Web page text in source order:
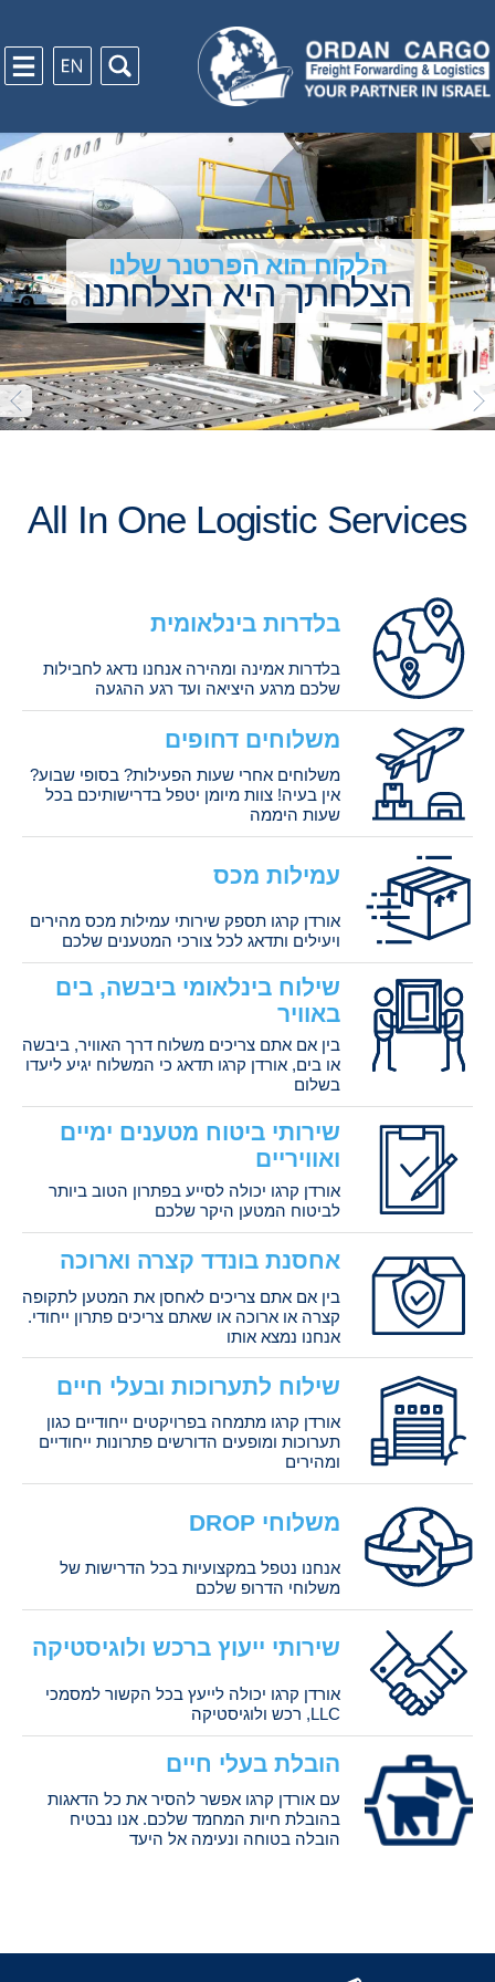
הלקוח הוא הפרטנר שלנו
הצלחתך היא הצלחתנו
All In One Logistic Services
בלדרות בינלאומית
בלדרות אמינה ומהירה אנחנו נדאג לחבילות
שלכם מרגע היציאה ועד רגע ההגעה
משלוחים דחופים
משלוחים אחרי שעות הפעילות? בסופי שבוע?
אין בעיה! צוות מיומן יטפל בדרישותיכם בכל
שעות היממה
עמילות מכס
אורדן קרגו תספק שירותי עמילות מכס מהירים
ויעילים ותדאג לכל צורכי המטענים שלכם
שילוח בינלאומי ביבשה, בים
באוויר
בין אם אתם צריכים משלוח דרך האוויר, ביבשה
או בים, אורדן קרגו תדאג כי המשלוח יגיע ליעדו
בשלום
שירותי ביטוח מטענים ימיים
ואוויריים
אורדן קרגו יכולה לסייע בפתרון הטוב ביותר
לביטוח המטען היקר שלכם
אחסנת בונדד קצרה וארוכה
בין אם אתם צריכים לאחסן את המטען לתקופה
קצרה או ארוכה או שאתם צריכים פתרון ייחודי.
אנחנו נמצא אותו
שילוח לתערוכות ובעלי חיים
אורדן קרגו מתמחה בפרויקטים ייחודיים כגון
תערוכות ומופעים הדורשים פתרונות ייחודיים
ומהירים
משלוחי DROP
אנחנו נטפל במקצועיות בכל הדרישות של
משלוחי הדרופ שלכם
שירותי ייעוץ ברכש ולוגיסטיקה
אורדן קרגו יכולה לייעץ בכל הקשור למסמכי
LLC, רכש ולוגיסטיקה
הובלת בעלי חיים
עם אורדן קרגו אפשר להסיר את כל הדאגות
בהובלת חיות המחמד שלכם. אנו נבטיח
הובלה בטוחה ונעימה אל היעד